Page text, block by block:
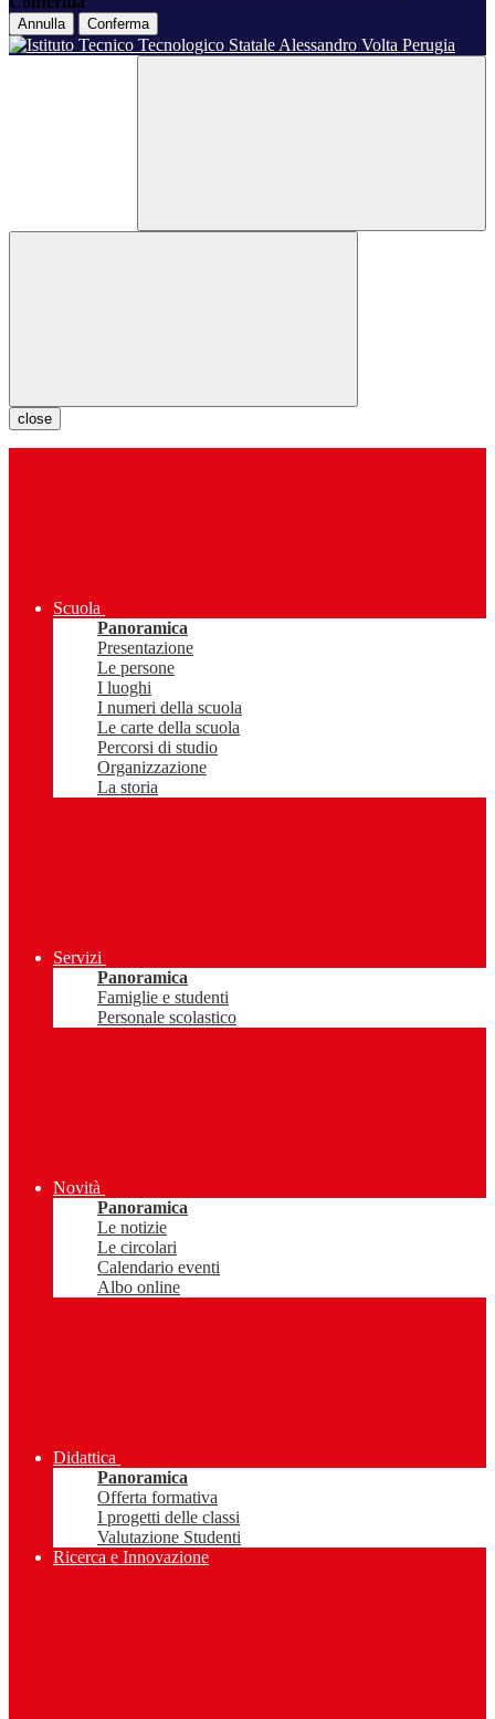
Annulla Conferma
close
Scuola
Panoramica
Presentazione
Le persone
I luoghi
I numeri della scuola
Le carte della scuola
Percorsi di studio
Organizzazione
La storia
Servizi
Panoramica
Famiglie e studenti
Personale scolastico
Novità
Panoramica
Le notizie
Le circolari
Calendario eventi
Albo online
Didattica
Panoramica
Offerta formativa
I progetti delle classi
Valutazione Studenti
Ricerca e Innovazione